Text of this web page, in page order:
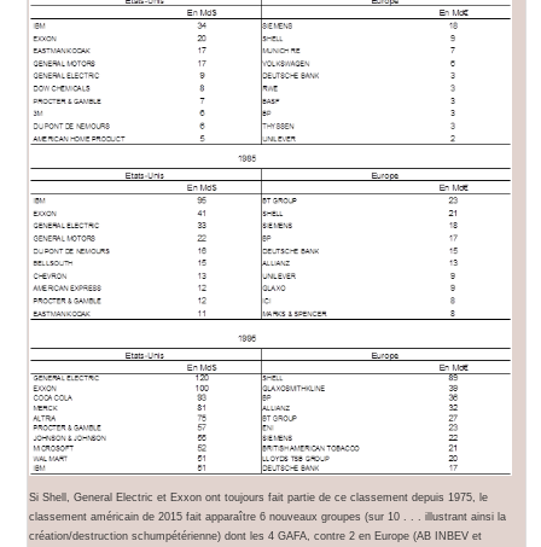
Si Shell, General Electric et Exxon ont toujours fait partie de ce classement depuis 1975, le
classement américain de 2015 fait apparaître 6 nouveaux groupes (sur 10 . . . illustrant ainsi la
création/destruction schumpétérienne) dont les 4 GAFA, contre 2 en Europe (AB INBEV et